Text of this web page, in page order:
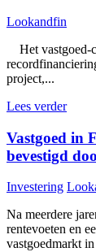
Lookandfin
Het vastgoed-
project,...
Lees verder
Vastgoed in
bevestigd
Investering
Na meerdere
rentevoeten en
vastgoedmarkt